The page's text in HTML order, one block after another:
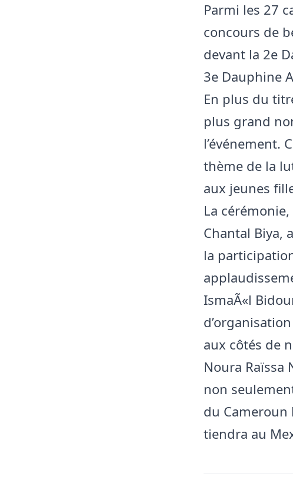
Parmi les 27
concours de
devant la 2e
3e Dauphine
En plus du
plus grand
l’événement.
thème de la
aux jeunes
La
Chantal Biya,
la
IsmaÃ«l
aux côtés de
Noura Raïssa
non
du Cameroun
tiendra au